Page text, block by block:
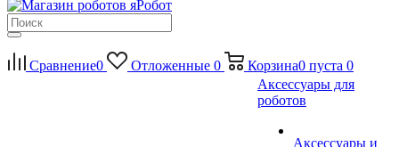
Сравнение0 Отложенные 0 Корзина0 пуста 0
Аксессуары для
роботов
Аксессуары и